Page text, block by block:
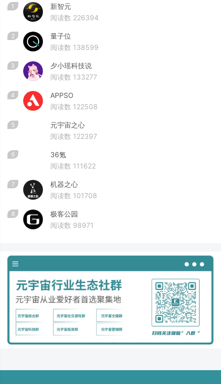
1
新智元
阅读数 226394
2
量子位
阅读数 138599
3
夕小瑶科技说
阅读数 133277
4
APPSO
阅读数 122508
5
元宇宙之心
阅读数 122397
6
36氪
阅读数 111622
7
机器之心
阅读数 101708
8
极客公园
阅读数 98971